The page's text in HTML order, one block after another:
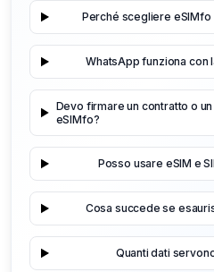
Perché scegliere eSIMfo
WhatsApp funziona con
Devo firmare un contratto o
eSIMfo?
Posso usare eSIM e
Cosa succede se
Quanti dati